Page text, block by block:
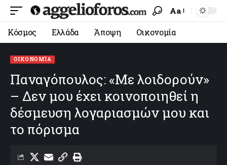
Aa
Κόσμος Ελλάδα Άποψη Οικονομία
ΟΙΚΟΝΟΜΊΑ
Παναγόπουλος: «Με λοιδορούν»
– Δεν μου έχει κοινοποιηθεί η
δέσμευση λογαριασμών μου και
το πόρισμα